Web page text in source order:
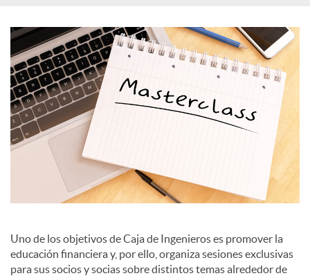
S
o
c
i
a
l
Uno de los objetivos de Caja de Ingenieros es promover la
educación financiera y, por ello, organiza sesiones exclusivas
para sus socios y socias sobre distintos temas alrededor de